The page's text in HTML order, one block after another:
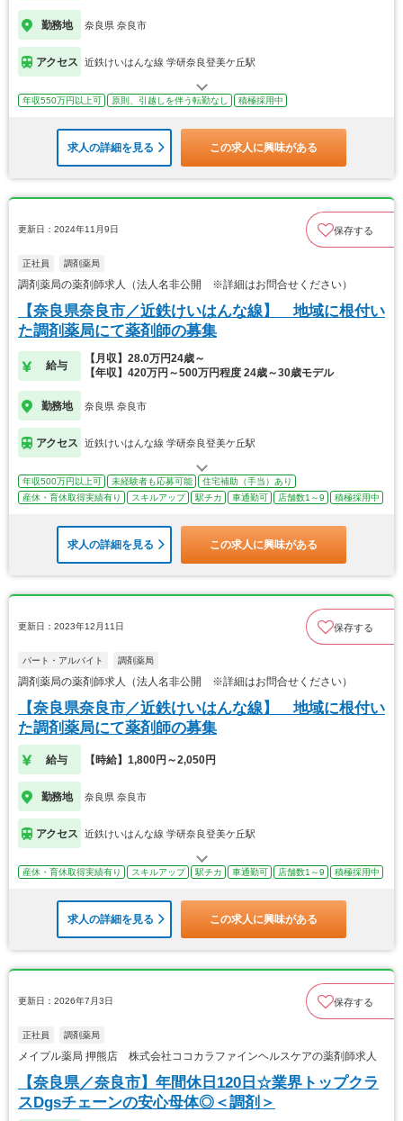
勤務地 奈良県 奈良市
アクセス 近鉄けいはんな線 学研奈良登美ケ丘駅
年収550万円以上可 原則、引越しを伴う転勤なし 積極採用中
求人の詳細を見る この求人に興味がある
更新日：2024年11月9日 保存する
正社員 調剤薬局
調剤薬局の薬剤師求人（法人名非公開 ※詳細はお問合せください）
【奈良県奈良市／近鉄けいはんな線】 地域に根付い
た調剤薬局にて薬剤師の募集
給与
【月収】28.0万円24歳～
【年収】420万円～500万円程度 24歳～30歳モデル
勤務地 奈良県 奈良市
アクセス 近鉄けいはんな線 学研奈良登美ケ丘駅
年収500万円以上可 未経験者も応募可能
住宅補助（手当）あり
産休・育休取得実績有り
スキルアップ 駅チカ 車通勤可 店舗数1～9 積極採用中
求人の詳細を見る この求人に興味がある
更新日：2023年12月11日 保存する
パート・アルバイト 調剤薬局
調剤薬局の薬剤師求人（法人名非公開 ※詳細はお問合せください）
【奈良県奈良市／近鉄けいはんな線】 地域に根付い
た調剤薬局にて薬剤師の募集
給与 【時給】1,800円～2,050円
勤務地 奈良県 奈良市
アクセス 近鉄けいはんな線 学研奈良登美ケ丘駅
産休・育休取得実績有り スキルアップ 駅チカ 車通勤可 店舗数1～9 積極採用中
求人の詳細を見る この求人に興味がある
更新日：2026年7月3日 保存する
正社員 調剤薬局
メイプル薬局 押熊店 株式会社ココカラファインヘルスケアの薬剤師求人
【奈良県／奈良市】年間休日120日☆業界トップクラ
スDgsチェーンの安心母体◎＜調剤＞